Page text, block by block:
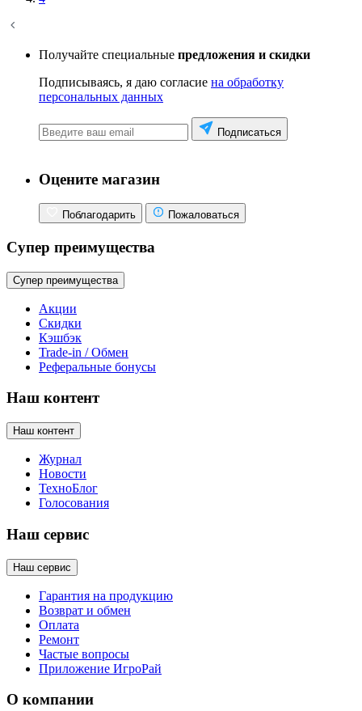
Получайте специальные предложения и скидки
Подписываясь, я даю согласие на обработку
персональных данных
Подписаться
Оцените магазин
Поблагодарить Пожаловаться
Супер преимущества
Супер преимущества
Акции
Скидки
Кэшбэк
Trade-in / Обмен
Реферальные бонусы
Наш контент
Наш контент
Журнал
Новости
ТехноБлог
Голосования
Наш сервис
Наш сервис
Гарантия на продукцию
Возврат и обмен
Оплата
Ремонт
Частые вопросы
Приложение ИгроРай
О компании